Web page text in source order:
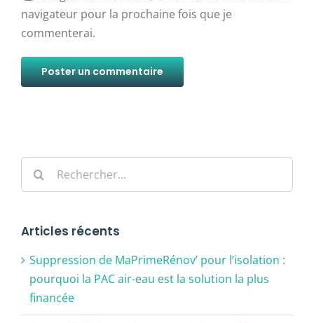
navigateur pour la prochaine fois que je
commenterai.
Rechercher:
Articles récents
Suppression de MaPrimeRénov’ pour l’isolation :
pourquoi la PAC air-eau est la solution la plus
financée